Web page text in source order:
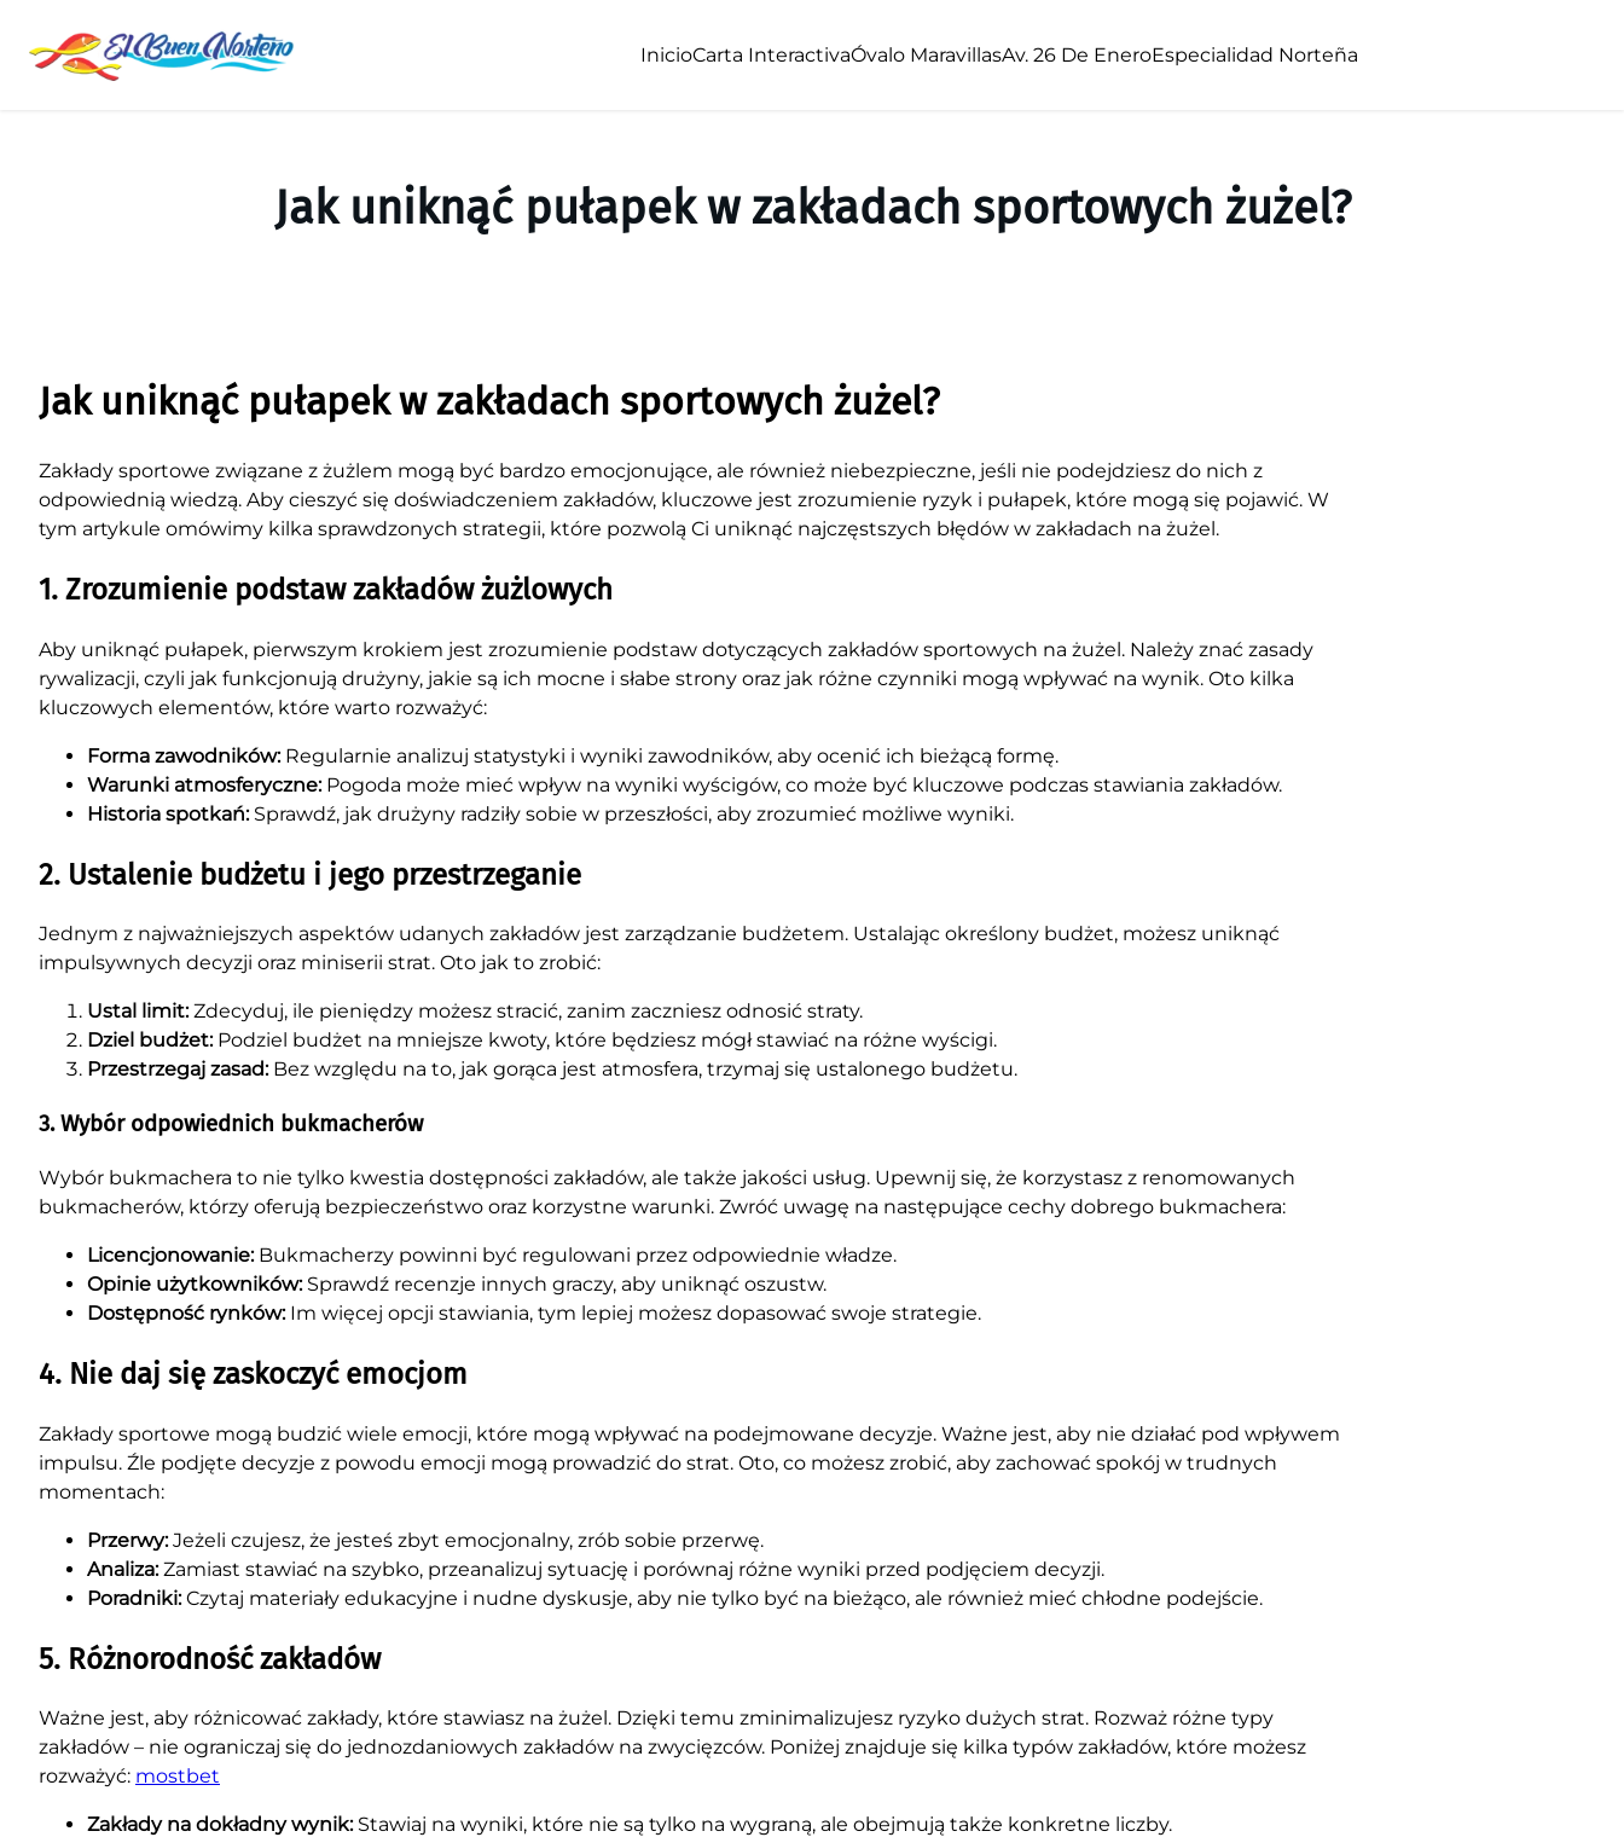
InicioCarta InteractivaÓvalo MaravillasAv. 26 De EneroEspecialidad Norteña
Jak uniknąć pułapek w zakładach sportowych żużel?
Jak uniknąć pułapek w zakładach sportowych żużel?
Zakłady sportowe związane z żużlem mogą być bardzo emocjonujące, ale również niebezpieczne, jeśli nie podejdziesz do nich z
odpowiednią wiedzą. Aby cieszyć się doświadczeniem zakładów, kluczowe jest zrozumienie ryzyk i pułapek, które mogą się pojawić. W
tym artykule omówimy kilka sprawdzonych strategii, które pozwolą Ci uniknąć najczęstszych błędów w zakładach na żużel.
1. Zrozumienie podstaw zakładów żużlowych
Aby uniknąć pułapek, pierwszym krokiem jest zrozumienie podstaw dotyczących zakładów sportowych na żużel. Należy znać zasady
rywalizacji, czyli jak funkcjonują drużyny, jakie są ich mocne i słabe strony oraz jak różne czynniki mogą wpływać na wynik. Oto kilka
kluczowych elementów, które warto rozważyć:
Forma zawodników:Regularnie analizuj statystyki i wyniki zawodników, aby ocenić ich bieżącą formę.
Warunki atmosferyczne:Pogoda może mieć wpływ na wyniki wyścigów, co może być kluczowe podczas stawiania zakładów.
Historia spotkań:Sprawdź, jak drużyny radziły sobie w przeszłości, aby zrozumieć możliwe wyniki.
2. Ustalenie budżetu i jego przestrzeganie
Jednym z najważniejszych aspektów udanych zakładów jest zarządzanie budżetem. Ustalając określony budżet, możesz uniknąć
impulsywnych decyzji oraz miniserii strat. Oto jak to zrobić:
Ustal limit:Zdecyduj, ile pieniędzy możesz stracić, zanim zaczniesz odnosić straty.
Dziel budżet:Podziel budżet na mniejsze kwoty, które będziesz mógł stawiać na różne wyścigi.
Przestrzegaj zasad:Bez względu na to, jak gorąca jest atmosfera, trzymaj się ustalonego budżetu.
3. Wybór odpowiednich bukmacherów
Wybór bukmachera to nie tylko kwestia dostępności zakładów, ale także jakości usług. Upewnij się, że korzystasz z renomowanych
bukmacherów, którzy oferują bezpieczeństwo oraz korzystne warunki. Zwróć uwagę na następujące cechy dobrego bukmachera:
Licencjonowanie:Bukmacherzy powinni być regulowani przez odpowiednie władze.
Opinie użytkowników:Sprawdź recenzje innych graczy, aby uniknąć oszustw.
Dostępność rynków:Im więcej opcji stawiania, tym lepiej możesz dopasować swoje strategie.
4. Nie daj się zaskoczyć emocjom
Zakłady sportowe mogą budzić wiele emocji, które mogą wpływać na podejmowane decyzje. Ważne jest, aby nie działać pod wpływem
impulsu. Źle podjęte decyzje z powodu emocji mogą prowadzić do strat. Oto, co możesz zrobić, aby zachować spokój w trudnych
momentach:
Przerwy:Jeżeli czujesz, że jesteś zbyt emocjonalny, zrób sobie przerwę.
Analiza:Zamiast stawiać na szybko, przeanalizuj sytuację i porównaj różne wyniki przed podjęciem decyzji.
Poradniki:Czytaj materiały edukacyjne i nudne dyskusje, aby nie tylko być na bieżąco, ale również mieć chłodne podejście.
5. Różnorodność zakładów
Ważne jest, aby różnicować zakłady, które stawiasz na żużel. Dzięki temu zminimalizujesz ryzyko dużych strat. Rozważ różne typy
zakładów – nie ograniczaj się do jednozdaniowych zakładów na zwycięzców. Poniżej znajduje się kilka typów zakładów, które możesz
rozważyć: mostbet
Zakłady na dokładny wynik:Stawiaj na wyniki, które nie są tylko na wygraną, ale obejmują także konkretne liczby.